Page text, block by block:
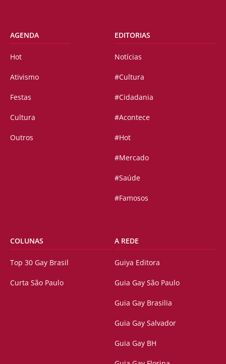
AGENDA
Hot
Ativismo
Festas
Cultura
Outros
EDITORIAS
Notícias
#Cultura
#Cidadania
#Acontece
#Hot
#Mercado
#Saúde
#Famosos
COLUNAS
Top 30 Gay Brasil
Curta São Paulo
A REDE
Guiya Editora
Guia Gay São Paulo
Guia Gay Brasilia
Guia Gay Salvador
Guia Gay BH